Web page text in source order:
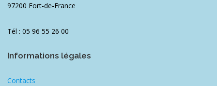
97200 Fort-de-France
Tél : 05 96 55 26 00
Informations légales
Contacts